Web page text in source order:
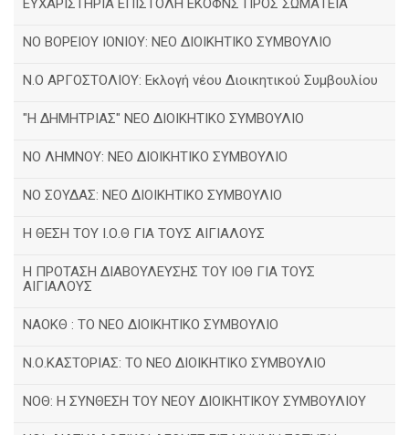
ΕΥΧΑΡΙΣΤΗΡΙΑ ΕΠΙΣΤΟΛΗ ΕΚΟΦΝΣ ΠΡΟΣ ΣΩΜΑΤΕΙΑ
NO BOΡΕΙΟΥ ΙΟΝΙΟΥ: ΝΕΟ ΔΙΟΙΚΗΤΙΚΟ ΣΥΜΒΟΥΛΙΟ
Ν.Ο ΑΡΓΟΣΤΟΛΙΟΥ: Εκλογή νέου Διοικητικού Συμβουλίου
"Η ΔΗΜΗΤΡΙΑΣ" ΝΕΟ ΔΙΟΙΚΗΤΙΚΟ ΣΥΜΒΟΥΛΙΟ
ΝΟ ΛΗΜΝΟΥ: ΝΕΟ ΔΙΟΙΚΗΤΙΚΟ ΣΥΜΒΟΥΛΙΟ
ΝΟ ΣΟΥΔΑΣ: NEO ΔΙΟΙΚΗΤΙΚΟ ΣΥΜΒΟΥΛΙΟ
Η ΘΕΣΗ ΤΟΥ Ι.Ο.Θ ΓΙΑ ΤΟΥΣ ΑΙΓΙΑΛΟΥΣ
Η ΠΡΟΤΑΣΗ ΔΙΑΒΟΥΛΕΥΣΗΣ ΤΟΥ ΙΟΘ ΓΙΑ ΤΟΥΣ
ΑΙΓΙΑΛΟΥΣ
ΝΑΟΚΘ : ΤΟ ΝΕΟ ΔΙΟΙΚΗΤΙΚΟ ΣΥΜΒΟΥΛΙΟ
Ν.Ο.ΚΑΣΤΟΡΙΑΣ: ΤΟ ΝΕΟ ΔΙΟΙΚΗΤΙΚΟ ΣΥΜΒΟΥΛΙΟ
ΝΟΘ: Η ΣΥΝΘΕΣΗ ΤΟΥ ΝΕΟΥ ΔΙΟΙΚΗΤΙΚΟΥ ΣΥΜΒΟΥΛΙΟΥ